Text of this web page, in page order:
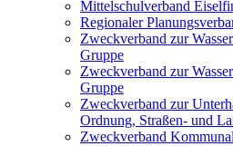
Mittelschulverband
Regionaler
Zweckverband zur
Gruppe
Zweckverband zur
Gruppe
Zweckverband zur
Ordnung, Straßen- und
Zweckverband